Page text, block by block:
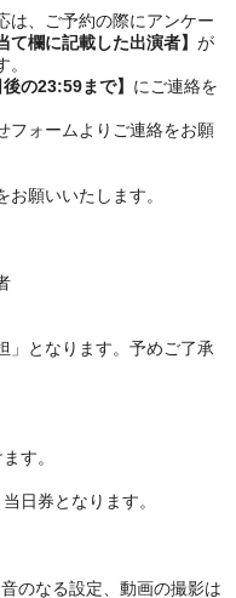
は、ご予約の際にアンケー
て欄に記載した出演者】 が
の23:59まで】 にご連絡を
フォームよりご連絡をお願
願いいたします。
」となります。予めご了承
す。
日券となります。
のなる設定、動画の撮影は